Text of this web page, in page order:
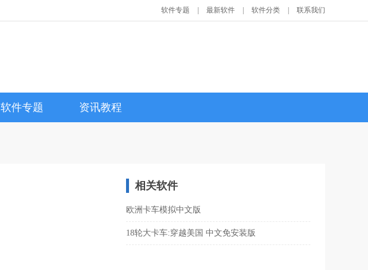
软件专题 最新软件 软件分类 联系我们
软件专题 资讯教程
相关软件
欧洲卡车模拟中文版
18轮大卡车:穿越美国 中文免安装版